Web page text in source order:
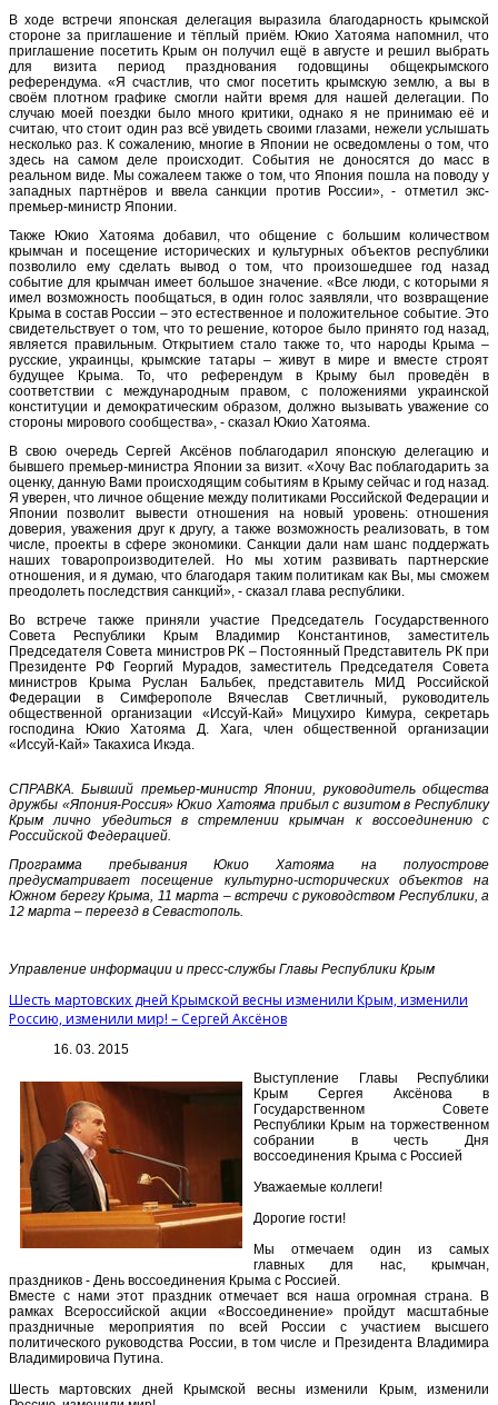
В ходе встречи японская делегация выразила благодарность крымской
стороне за приглашение и тёплый приём. Юкио Хатояма напомнил, что
приглашение посетить Крым он получил ещё в августе и решил выбрать
для визита период празднования годовщины общекрымского
референдума. «Я счастлив, что смог посетить крымскую землю, а вы в
своём плотном графике смогли найти время для нашей делегации. По
случаю моей поездки было много критики, однако я не принимаю её и
считаю, что стоит один раз всё увидеть своими глазами, нежели услышать
несколько раз. К сожалению, многие в Японии не осведомлены о том, что
здесь на самом деле происходит. События не доносятся до масс в
реальном виде. Мы сожалеем также о том, что Япония пошла на поводу у
западных партнёров и ввела санкции против России», - отметил экс-
премьер-министр Японии.
Также Юкио Хатояма добавил, что общение с большим количеством
крымчан и посещение исторических и культурных объектов республики
позволило ему сделать вывод о том, что произошедшее год назад
событие для крымчан имеет большое значение. «Все люди, с которыми я
имел возможность пообщаться, в один голос заявляли, что возвращение
Крыма в состав России – это естественное и положительное событие. Это
свидетельствует о том, что то решение, которое было принято год назад,
является правильным. Открытием стало также то, что народы Крыма –
русские, украинцы, крымские татары – живут в мире и вместе строят
будущее Крыма. То, что референдум в Крыму был проведён в
соответствии с международным правом, с положениями украинской
конституции и демократическим образом, должно вызывать уважение со
стороны мирового сообщества», - сказал Юкио Хатояма.
В свою очередь Сергей Аксёнов поблагодарил японскую делегацию и
бывшего премьер-министра Японии за визит. «Хочу Вас поблагодарить за
оценку, данную Вами происходящим событиям в Крыму сейчас и год назад.
Я уверен, что личное общение между политиками Российской Федерации и
Японии позволит вывести отношения на новый уровень: отношения
доверия, уважения друг к другу, а также возможность реализовать, в том
числе, проекты в сфере экономики. Санкции дали нам шанс поддержать
наших товаропроизводителей. Но мы хотим развивать партнерские
отношения, и я думаю, что благодаря таким политикам как Вы, мы сможем
преодолеть последствия санкций», - сказал глава республики.
Во встрече также приняли участие Председатель Государственного
Совета Республики Крым Владимир Константинов, заместитель
Председателя Совета министров РК – Постоянный Представитель РК при
Президенте РФ Георгий Мурадов, заместитель Председателя Совета
министров Крыма Руслан Бальбек, представитель МИД Российской
Федерации в Симферополе Вячеслав Светличный, руководитель
общественной организации «Иссуй-Кай» Мицухиро Кимура, секретарь
господина Юкио Хатояма Д. Хага, член общественной организации
«Иссуй-Кай» Такахиса Икэда.
СПРАВКА. Бывший премьер-министр Японии, руководитель общества
дружбы «Япония-Россия» Юкио Хатояма прибыл с визитом в Республику
Крым лично убедиться в стремлении крымчан к воссоединению с
Российской Федерацией.
Программа пребывания Юкио Хатояма на полуострове
предусматривает посещение культурно-исторических объектов на
Южном берегу Крыма, 11 марта – встречи с руководством Республики, а
12 марта – переезд в Севастополь.
Управление информации и пресс-службы Главы Республики Крым
Шесть мартовских дней Крымской весны изменили Крым, изменили
Россию, изменили мир! – Сергей Аксёнов
16. 03. 2015
Выступление Главы Республики
Крым Сергея Аксёнова в
Государственном Совете
Республики Крым на торжественном
собрании в честь Дня
воссоединения Крыма с Россией
Уважаемые коллеги!
Дорогие гости!
Мы отмечаем один из самых
главных для нас, крымчан,
праздников - День воссоединения Крыма с Россией.
Вместе с нами этот праздник отмечает вся наша огромная страна. В
рамках Всероссийской акции «Воссоединение» пройдут масштабные
праздничные мероприятия по всей России с участием высшего
политического руководства России, в том числе и Президента Владимира
Владимировича Путина.
Шесть мартовских дней Крымской весны изменили Крым, изменили